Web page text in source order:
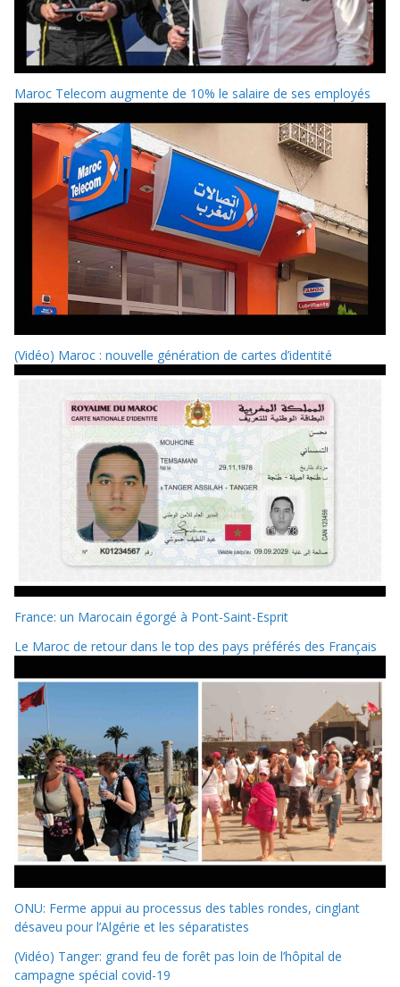
Maroc Telecom augmente de 10% le salaire de ses employés
(Vidéo) Maroc : nouvelle génération de cartes d’identité
France: un Marocain égorgé à Pont-Saint-Esprit
Le Maroc de retour dans le top des pays préférés des Français
ONU: Ferme appui au processus des tables rondes, cinglant
désaveu pour l’Algérie et les séparatistes
(Vidéo) Tanger: grand feu de forêt pas loin de l’hôpital de
campagne spécial covid-19